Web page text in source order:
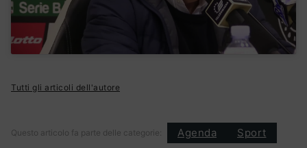
Tutti gli articoli dell'autore
Questo articolo fa parte delle categorie: Agenda Sport